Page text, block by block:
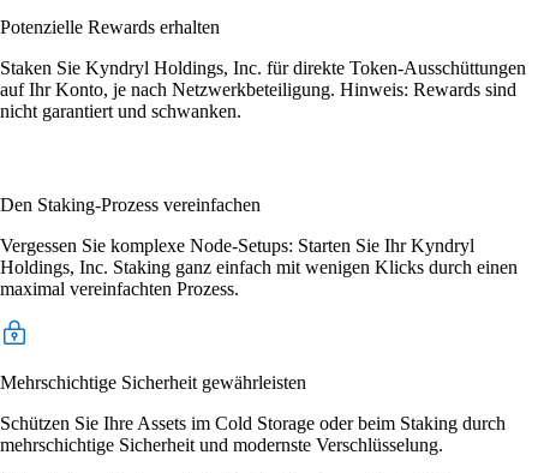
Potenzielle Rewards erhalten
Staken Sie Kyndryl Holdings, Inc. für direkte Token-Ausschüttungen
auf Ihr Konto, je nach Netzwerkbeteiligung. Hinweis: Rewards sind
nicht garantiert und schwanken.
Den Staking-Prozess vereinfachen
Vergessen Sie komplexe Node-Setups: Starten Sie Ihr Kyndryl
Holdings, Inc. Staking ganz einfach mit wenigen Klicks durch einen
maximal vereinfachten Prozess.
Mehrschichtige Sicherheit gewährleisten
Schützen Sie Ihre Assets im Cold Storage oder beim Staking durch
mehrschichtige Sicherheit und modernste Verschlüsselung.